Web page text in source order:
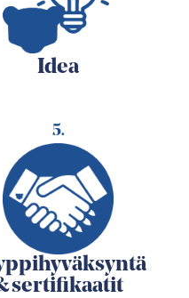
Idea
5.
sertifikaatit